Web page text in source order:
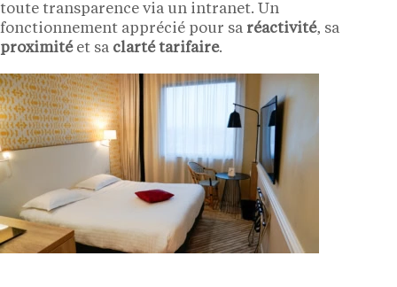
toute transparence via un intranet. Un
fonctionnement apprécié pour sa réactivité, sa
proximitéet sa clarté tarifaire.